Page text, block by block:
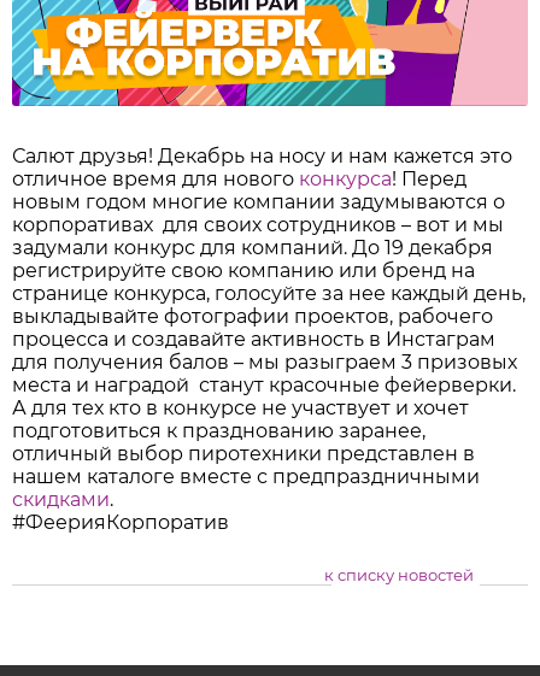
Салют друзья! Декабрь на носу и нам кажется это
отличное время для нового конкурса! Перед
новым годом многие компании задумываются о
корпоративах для своих сотрудников – вот и мы
задумали конкурс для компаний. До 19 декабря
регистрируйте свою компанию или бренд на
странице конкурса, голосуйте за нее каждый день,
выкладывайте фотографии проектов, рабочего
процесса и создавайте активность в Инстаграм
для получения балов – мы разыграем 3 призовых
места и наградой станут красочные фейерверки.
А для тех кто в конкурсе не участвует и хочет
подготовиться к празднованию заранее,
отличный выбор пиротехники представлен в
нашем каталоге вместе с предпраздничными
скидками.
#ФеерияКорпоратив
к списку новостей